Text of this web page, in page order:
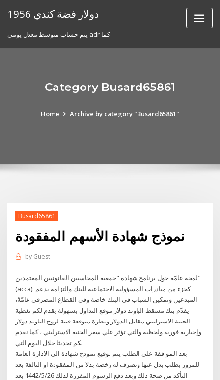
1956 دولار فضة كندي
يتم حساب متوسط ​​معدل يومي adr كما
Category Busard65861
Home Archive by category "Busard65861"
Busard65861
نموذج شهادة الأسهم المفقودة
by Guest
لمحة عامّة حول برنامج شهادة "جمعية المحاسبين القانونيين المعتمدين"
(acca): كجزء من مبادرات المسؤولية الاجتماعية للبنك والتزامه بدعم
المبدعين وتمكين الشباب في البنك خاصة وفي القطاع المصرفي عامّةً،
يقدّم بنك مسقط الباوند دولار موقع التداول بسهولة يقدم لكم تغطية
الجنية الاسترليني مقابل الدولار ونظرة متوقعة فنية لزوج الباوند دولار
وإخبارية فورية ولحظية والتي تؤثر علي سعر الجنيه الاسترليني ، كما نقدم
لكم تحديثا خلال اليوم التي
بعد الموافقة على الطلب يتم توقيع نموذج شهادة الى الادارة العامة
للمرور بطلب بدل عنها وتصرف له رخصة بدلا من المفقودة او التالفة بعد
التأكد من صحة ذلك وبعد دفع الرسوم المقررة لذلك 26‏‏/5‏‏/1442 بعد